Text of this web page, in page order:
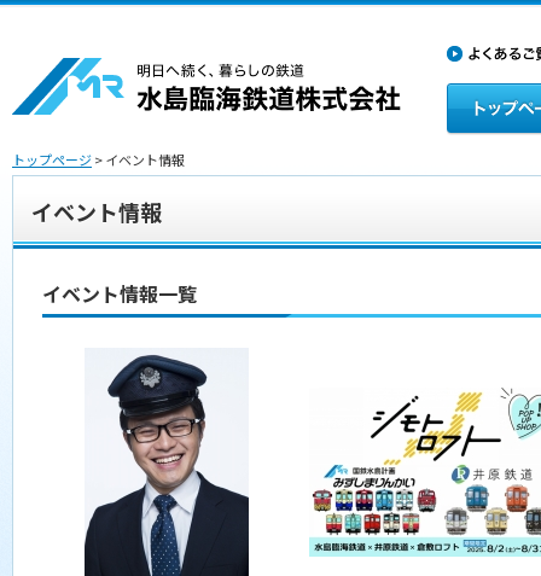
トップページ> イベント情報
イベント情報
イベント情報一覧